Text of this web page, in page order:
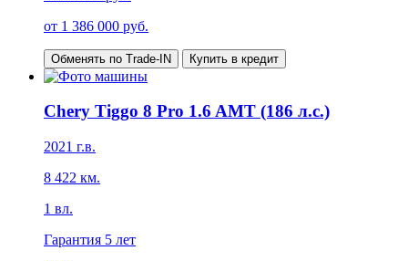
от 1 386 000 руб.
Обменять по Trade-IN Купить в кредит
Chery Tiggo 8 Pro 1.6 AMT (186 л.с.)
2021 г.в.
8 422 км.
1 вл.
Гарантия 5 лет